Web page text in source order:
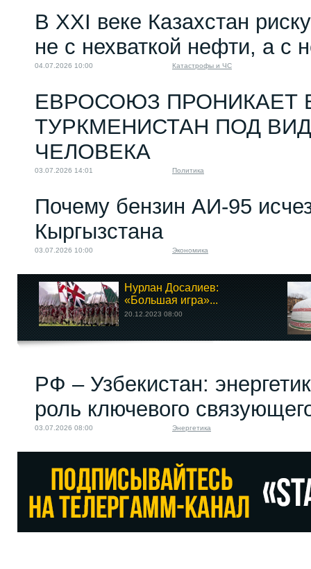
В XXI веке Казахстан
не с нехваткой нефти, а с
04.07.2026 10:00 Катастрофы и ЧС
ЕВРОСОЮЗ ПРОНИКАЕТ
ТУРКМЕНИСТАН ПОД
ЧЕЛОВЕКА
03.07.2026 14:01 Политика
Почему бензин АИ-95
Кыргызстана
03.07.2026 10:00 Экономика
Нурлан Досалиев:
«Большая игра»...
20.12.2023 08:00
РФ – Узбекистан:
роль ключевого
03.07.2026 08:00 Энергетика